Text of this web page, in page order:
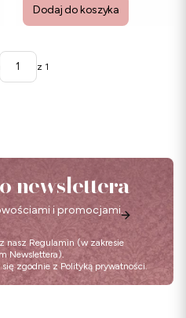
Dodaj do koszyka
z 1
newslettera
i promocjami.
nasz Regulamin (w zakresie
Newslettera).
zgodnie z Polityką prywatności.